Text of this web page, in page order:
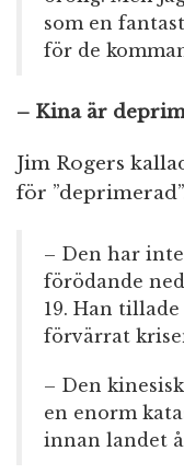
som en
för de
– Kina är
Jim Rogers
för
– Den har
förödande
19. Han
förvärrat
– Den
en enorm
innan landet